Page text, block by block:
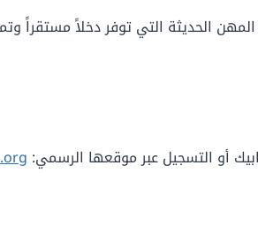
الحديثة التي توفر دخلاً مستقراً
أو التسجيل عبر موقعها الرسمي: